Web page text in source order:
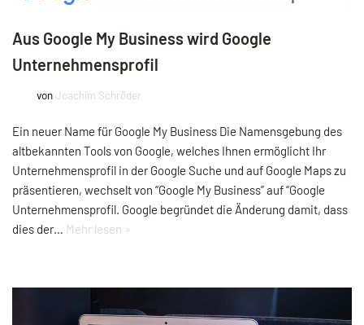
Aus Google My Business wird Google
Unternehmensprofil
von Joachim Schröder
Ein neuer Name für Google My Business Die Namensgebung des
altbekannten Tools von Google, welches Ihnen ermöglicht Ihr
Unternehmensprofil in der Google Suche und auf Google Maps zu
präsentieren, wechselt von “Google My Business” auf “Google
Unternehmensprofil. Google begründet die Änderung damit, dass
dies der… Mehr lesen »